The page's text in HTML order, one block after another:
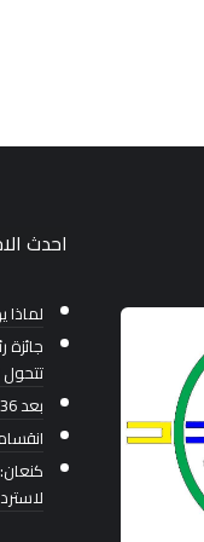
احدث
لماذا
بعد 36 عاماً من بناء الدولة